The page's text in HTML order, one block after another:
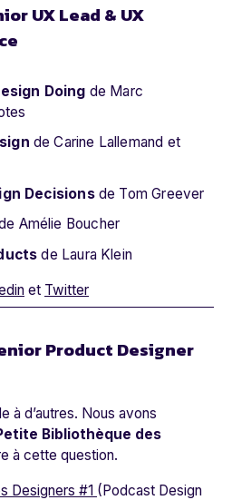
UX Lead & UX
Doing de Marc
de Carine Lallemand et
Decisionsde Tom Greever
Amélie Boucher
de Laura Klein
et Twitter
Product Designer
à d’autres. Nous avons
Bibliothèque des
à cette question.
Designers #1 (Podcast Design